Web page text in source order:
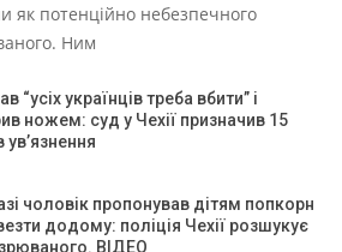
як потенційно небезпечного
Ним
“усіх українців треба вбити” і
ножем: суд у Чехії призначив 15
ув’язнення
чоловік пропонував дітям попкорн
додому: поліція Чехії розшукує
ВІДЕО